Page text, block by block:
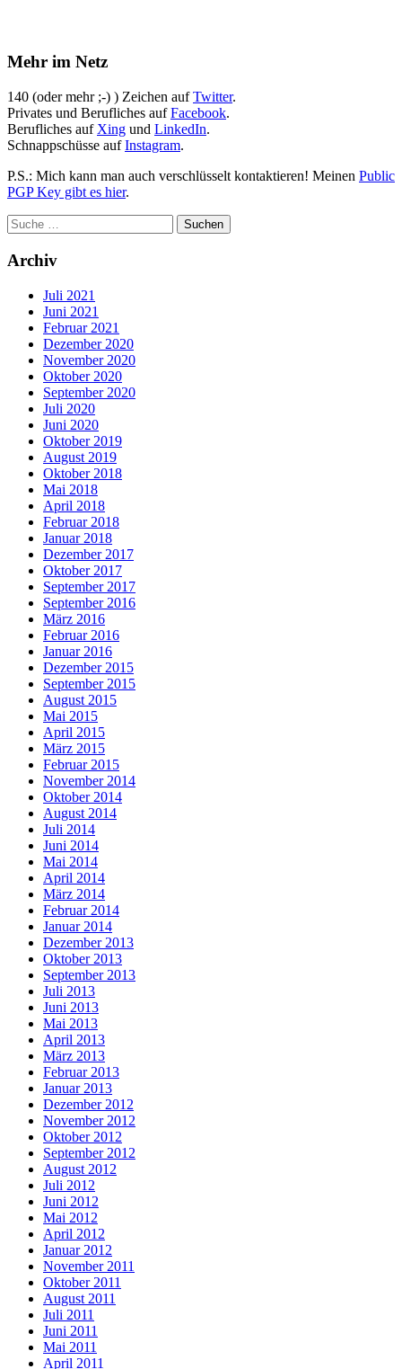
Mehr im Netz
140 (oder mehr ;-) ) Zeichen aufTwitter.
Privates und Berufliches aufFacebook.
Berufliches auf Xing und LinkedIn.
Schnappschüsse aufInstagram.
P.S.: Mich kann man auch verschlüsselt kontaktieren! Meinen Public
PGP Key gibt es hier.
Archiv
Juli 2021
Juni 2021
Februar 2021
Dezember 2020
November 2020
Oktober 2020
September 2020
Juli 2020
Juni 2020
Oktober 2019
August 2019
Oktober 2018
Mai 2018
April 2018
Februar 2018
Januar 2018
Dezember 2017
Oktober 2017
September 2017
September 2016
März 2016
Februar 2016
Januar 2016
Dezember 2015
September 2015
August 2015
Mai 2015
April 2015
März 2015
Februar 2015
November 2014
Oktober 2014
August 2014
Juli 2014
Juni 2014
Mai 2014
April 2014
März 2014
Februar 2014
Januar 2014
Dezember 2013
Oktober 2013
September 2013
Juli 2013
Juni 2013
Mai 2013
April 2013
März 2013
Februar 2013
Januar 2013
Dezember 2012
November 2012
Oktober 2012
September 2012
August 2012
Juli 2012
Juni 2012
Mai 2012
April 2012
Januar 2012
November 2011
Oktober 2011
August 2011
Juli 2011
Juni 2011
Mai 2011
April 2011